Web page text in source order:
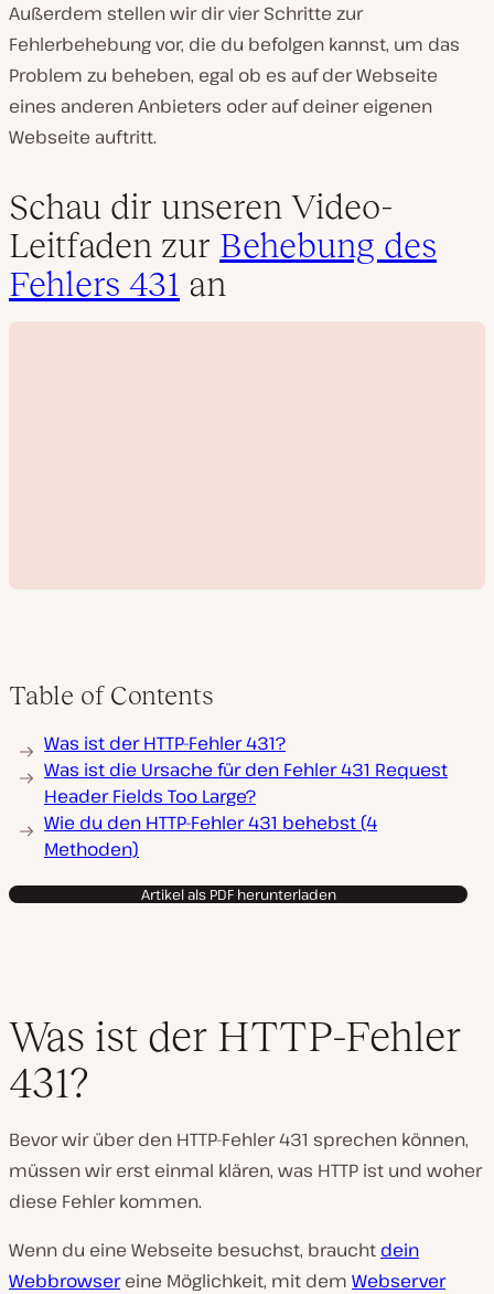
Außerdem stellen wir dir vier Schritte zur
Fehlerbehebung vor, die du befolgen kannst, um das
Problem zu beheben, egal ob es auf der Webseite
eines anderen Anbieters oder auf deiner eigenen
Webseite auftritt.
Schau dir unseren Video-
Leitfaden zur Behebung des
Fehlers 431 an
i
d
e
o
b
e
Table of Contents
Was ist der HTTP-Fehler 431?
Was ist die Ursache für den Fehler 431 Request
Header Fields Too Large?
Wie du den HTTP-Fehler 431 behebst (4
Methoden)
Artikel als PDF herunterladen
Was ist der HTTP-Fehler
431?
Bevor wir über den HTTP-Fehler 431 sprechen können,
müssen wir erst einmal klären, was HTTP ist und woher
diese Fehler kommen.
Wenn du eine Webseite besuchst, braucht dein
Webbrowsereine Möglichkeit, mit dem Webserver